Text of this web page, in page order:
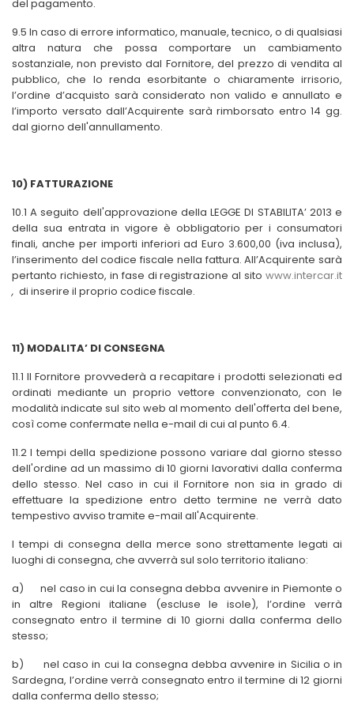
del pagamento.
9.5 In caso di errore informatico, manuale, tecnico, o di qualsiasi
altra natura che possa comportare un cambiamento
sostanziale, non previsto dal Fornitore, del prezzo di vendita al
pubblico, che lo renda esorbitante o chiaramente irrisorio,
l’ordine d’acquisto sarà considerato non valido e annullato e
l’importo versato dall’Acquirente sarà rimborsato entro 14 gg.
dal giorno dell'annullamento.
10) FATTURAZIONE
10.1 A seguito dell'approvazione della LEGGE DI STABILITA’ 2013 e
della sua entrata in vigore è obbligatorio per i consumatori
finali, anche per importi inferiori ad Euro 3.600,00 (iva inclusa),
l’inserimento del codice fiscale nella fattura. All’Acquirente sarà
pertanto richiesto, in fase di registrazione al sito www.intercar.it
, di inserire il proprio codice fiscale.
11) MODALITA’ DI CONSEGNA
11.1 Il Fornitore provvederà a recapitare i prodotti selezionati ed
ordinati mediante un proprio vettore convenzionato, con le
modalità indicate sul sito web al momento dell'offerta del bene,
così come confermate nella e-mail di cui al punto 6.4.
11.2 I tempi della spedizione possono variare dal giorno stesso
dell'ordine ad un massimo di 10 giorni lavorativi dalla conferma
dello stesso. Nel caso in cui il Fornitore non sia in grado di
effettuare la spedizione entro detto termine ne verrà dato
tempestivo avviso tramite e-mail all'Acquirente.
I tempi di consegna della merce sono strettamente legati ai
luoghi di consegna, che avverrà sul solo territorio italiano:
a)
nel caso in cui la consegna debba avvenire in Piemonte o
in altre Regioni italiane (escluse le isole), l’ordine verrà
consegnato entro il termine di 10 giorni dalla conferma dello
stesso;
b)
nel caso in cui la consegna debba avvenire in Sicilia o in
Sardegna, l’ordine verrà consegnato entro il termine di 12 giorni
dalla conferma dello stesso;